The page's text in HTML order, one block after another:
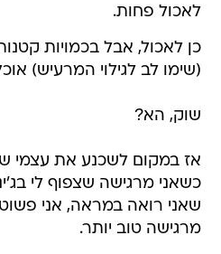
לאכול פחות.
כן לאכול, אבל בכמויות
(שימו לב לגילוי המרעיש)
שוק, הא?
אז במקום לשכנע את עצמי
כשאני מרגישה שצפוף לי
שאני רואה במראה, אני
מרגישה טוב יותר.